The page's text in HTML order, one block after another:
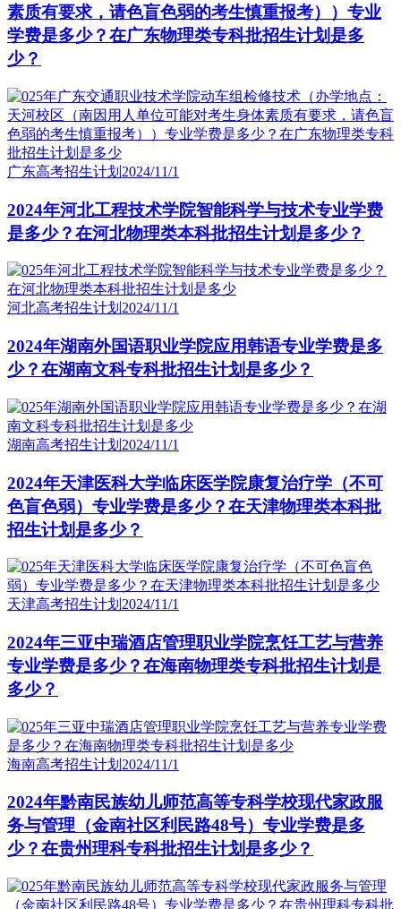
素质有要求，请色盲色弱的考生慎重报考））专业
学费是多少？在广东物理类专科批招生计划是多
少？
广东高考招生计划 2024/11/1
2024年河北工程技术学院智能科学与技术专业学费
是多少？在河北物理类本科批招生计划是多少？
河北高考招生计划 2024/11/1
2024年湖南外国语职业学院应用韩语专业学费是多
少？在湖南文科专科批招生计划是多少？
湖南高考招生计划 2024/11/1
2024年天津医科大学临床医学院康复治疗学（不可
色盲色弱）专业学费是多少？在天津物理类本科批
招生计划是多少？
天津高考招生计划 2024/11/1
2024年三亚中瑞酒店管理职业学院烹饪工艺与营养
专业学费是多少？在海南物理类专科批招生计划是
多少？
海南高考招生计划 2024/11/1
2024年黔南民族幼儿师范高等专科学校现代家政服
务与管理（金南社区利民路48号）专业学费是多
少？在贵州理科专科批招生计划是多少？